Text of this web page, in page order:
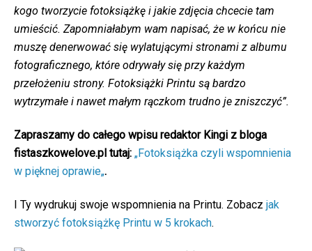
kogo tworzycie fotoksiążkę i jakie zdjęcia chcecie tam
umieścić. Zapomniałabym wam napisać, że w końcu nie
muszę denerwować się wylatującymi stronami z albumu
fotograficznego, które odrywały się przy każdym
przełożeniu strony. Fotoksiążki Printu są bardzo
wytrzymałe i nawet małym rączkom trudno je zniszczyć”.
Zapraszamy do całego wpisu redaktor Kingi z bloga
fistaszkowelove.pl tutaj: „Fotoksiążka czyli wspomnienia
w pięknej oprawie„.
I Ty wydrukuj swoje wspomnienia na Printu. Zobacz jak
stworzyć fotoksiążkę Printu w 5 krokach.